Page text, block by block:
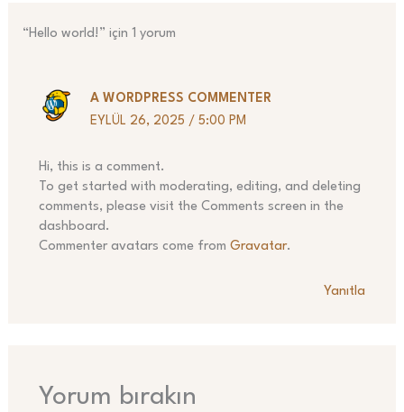
“Hello world!” için 1 yorum
A WORDPRESS COMMENTER
EYLÜL 26, 2025 / 5:00 PM
Hi, this is a comment.
To get started with moderating, editing, and deleting
comments, please visit the Comments screen in the
dashboard.
Commenter avatars come from Gravatar.
Yanıtla
Yorum bırakın